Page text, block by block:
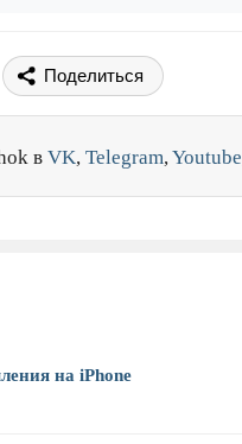
Поделиться
в VK, Telegram,Youtube
на iPhone